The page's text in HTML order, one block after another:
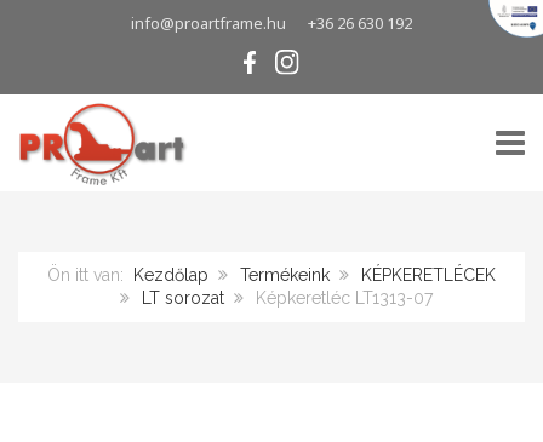
info@proartframe.hu +36 26 630 192
Ön itt van: Kezdőlap Termékeink
KÉPKERETLÉCEK
LT sorozat
Képkeretléc LT1313-07